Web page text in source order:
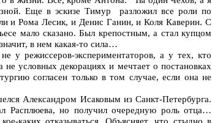
Еще в эскизе Тимур разложил все роли по
и Рома Лесик, и Денис Ганин, и Коля Каверин. С
мало сказано. Был крепостным, а стал купцом
в нем какая-то сила…
у режиссеров-экспериментаторов, а у тех, кто
условных декорациях и мечтает о постановках
согласен только в том случае, если она не
Александром Исаковым из Санкт-Петербурга.
Расплюева, но получил очередную роль отца…
каких отказываться. Объясняет, что стыдно в